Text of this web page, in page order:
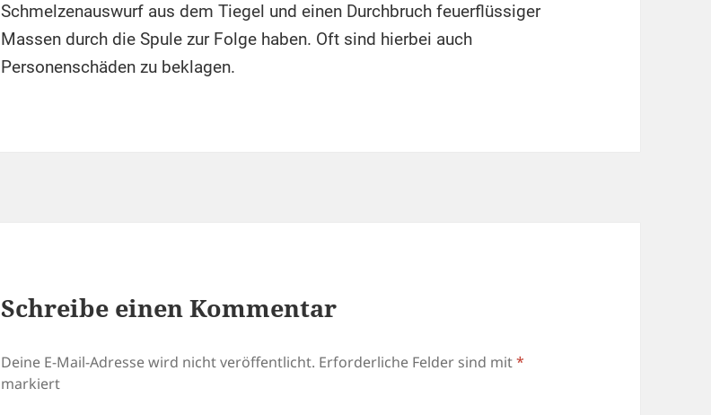
Schmelzenauswurf aus dem Tiegel und einen Durchbruch feuerflüssiger
Massen durch die Spule zur Folge haben. Oft sind hierbei auch
Personenschäden zu beklagen.
Schreibe einen Kommentar
Deine E-Mail-Adresse wird nicht veröffentlicht. Erforderliche Felder sind mit*
markiert